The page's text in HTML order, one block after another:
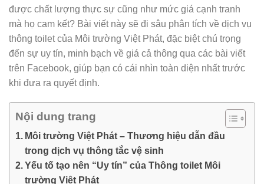
được chất lượng thực sự cũng như mức giá cạnh tranh
mà họ cam kết? Bài viết này sẽ đi sâu phân tích về dịch vụ
thông toilet của Môi trường Việt Phát, đặc biệt chú trọng
đến sự uy tín, minh bạch về giá cả thông qua các bài viết
trên Facebook, giúp bạn có cái nhìn toàn diện nhất trước
khi đưa ra quyết định.
Nội dung trang
Môi trường Việt Phát – Thương hiệu dẫn đầu
trong dịch vụ thông tắc vệ sinh
Yếu tố tạo nên “Uy tín” của Thông toilet Môi
trường Việt Phát